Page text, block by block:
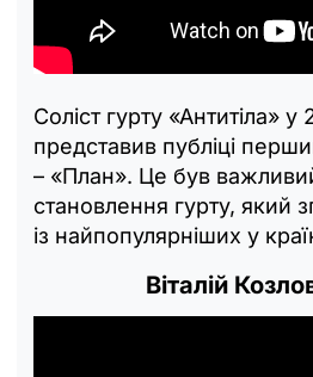
Соліст гурту «Антитіла» у
представив публіці
– «План». Це був
становлення гурту, який
із найпопулярніших у
Віталій